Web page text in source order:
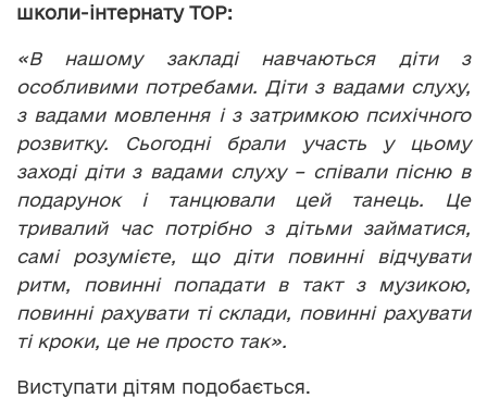
школи-інтернату ТОР:
«В нашому закладі навчаються діти з
особливими потребами. Діти з вадами слуху,
з вадами мовлення і з затримкою психічного
розвитку. Сьогодні брали участь у цьому
заході діти з вадами слуху – співали пісню в
подарунок і танцювали цей танець. Це
тривалий час потрібно з дітьми займатися,
самі розумієте, що діти повинні відчувати
ритм, повинні попадати в такт з музикою,
повинні рахувати ті склади, повинні рахувати
ті кроки, це не просто так».
Виступати дітям подобається.